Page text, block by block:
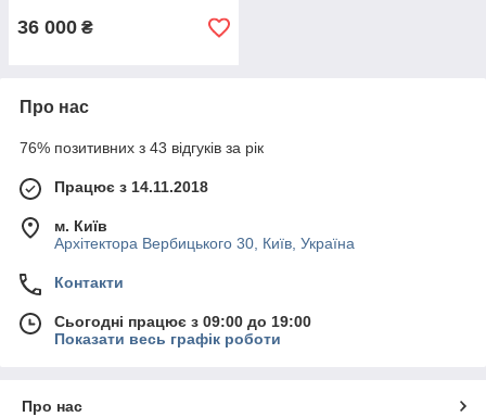
36 000 ₴
Про нас
76% позитивних з 43 відгуків за рік
Працює з 14.11.2018
м. Київ
Архітектора Вербицького 30, Київ, Україна
Контакти
Сьогодні працює з 09:00 до 19:00
Показати весь графік роботи
Про нас